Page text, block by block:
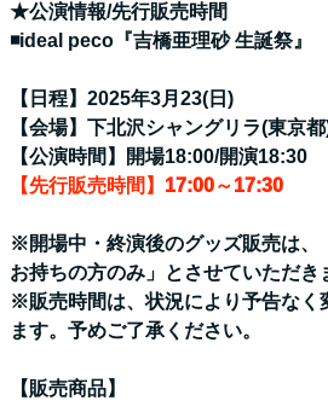
★公演情報/先行販売時間
◾️ideal peco『吉橋亜理砂 生誕祭』
【日程】2025年3月23(日)
【会場】下北沢シャングリラ(東京
【公演時間】開場18:00/開演18:30
【先行販売時間】17:00～17:30
※開場中・終演後のグッズ販売は、
お持ちの方のみ」とさせていただき
※販売時間は、状況により予告なく
ます。予めご了承ください。
【販売商品】